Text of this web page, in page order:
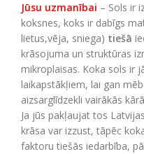
Jūsu uzmanībai – Sols ir
koksnes, koks ir dabīgs
lietus,vēja, sniega) tiešā
krāsojuma un struktūras
mikroplaisas. Koka sols ir
laikapstākļiem, lai gan
aizsarglīdzekli vairākās
Ja jūs pakļaujat tos
krāsa var izzust, tāpēc
faktoru tiešās iedarbība,